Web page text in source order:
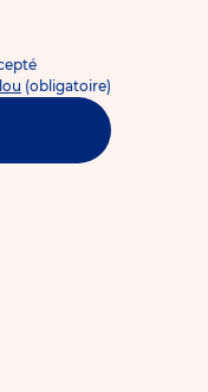
(obligatoire)